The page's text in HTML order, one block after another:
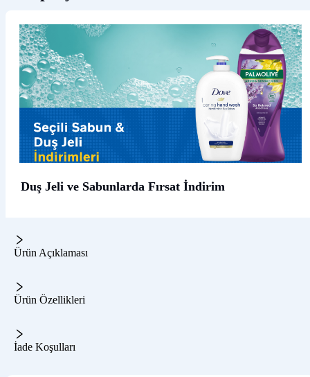
Duş Jeli ve Sabunlarda Fırsat İndirim
Ürün Açıklaması
Ürün Özellikleri
İade Koşulları